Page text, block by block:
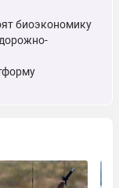
биоэкономику